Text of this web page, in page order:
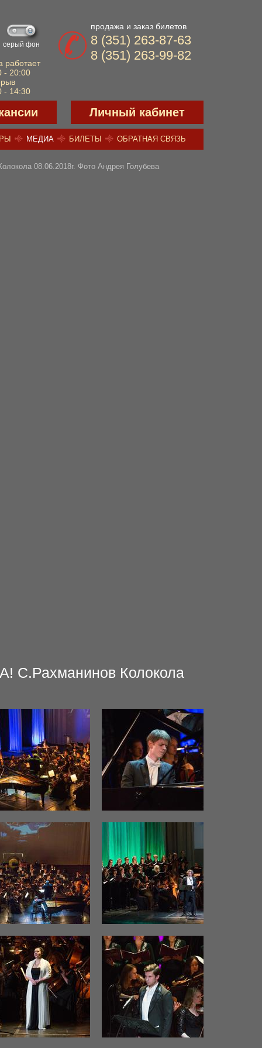
серый фон
работает
- 20:00
- 14:30
продажа и заказ билетов
8 (351) 263-87-63
8 (351) 263-99-82
Личный кабинет
МЕДИА БИЛЕТЫ ОБРАТНАЯ СВЯЗЬ
08.06.2018г. Фото Андрея Голубева
С.Рахманинов Колокола